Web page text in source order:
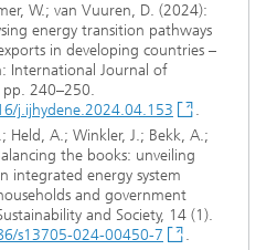
W.; van Vuuren, D. (2024):
energy transition pathways
in developing countries –
International Journal of
pp. 240–250.
j.ijhydene.2024.04.153
.
Held, A.; Winkler, J.; Bekk, A.;
the books: unveiling
integrated energy system
and government
and Society, 14 (1).
s13705-024-00450-7
.